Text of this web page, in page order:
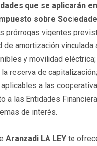
que se aplicarán
sobre
prórrogas vigentes
de amortización vinculada
y movilidad eléctrica;
reserva de
a las
a las Entidades
de interés.
Aranzadi LA LEY te